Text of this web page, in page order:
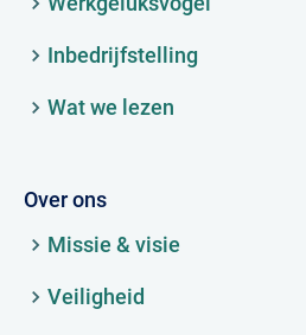
Inbedrijfstelling
Wat we lezen
Over ons
Missie & visie
Veiligheid